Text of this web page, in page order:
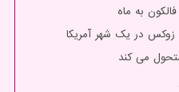
به ماه
در یک شهر آمریکا
می کند